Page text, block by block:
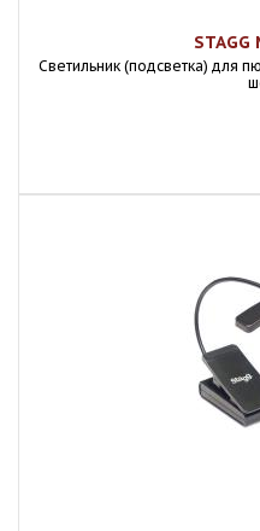
STAGG
Светильник (подсветка) для